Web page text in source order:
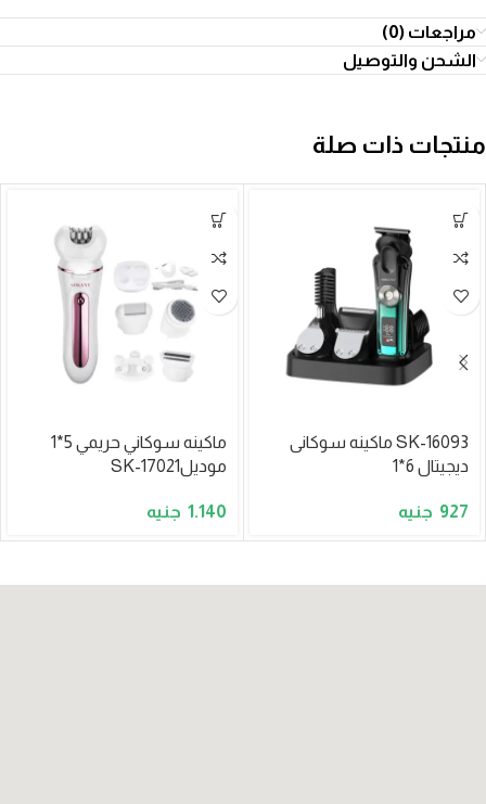
مراجعات (0)
الشحن والتوصيل
منتجات ذات صلة
SK-16093 ماكينه سوكانى
ديجيتال 6*1
927
ماكينه سوكاني حريمي 5*1
موديلSK-17021
1.140